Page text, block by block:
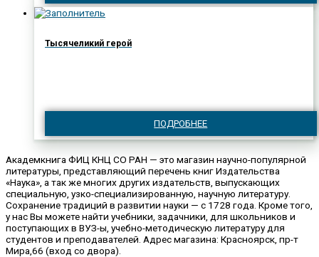
Тысячеликий герой
ПОДРОБНЕЕ
Академкнига ФИЦ КНЦ СО РАН — это магазин научно-популярной
литературы, представляющий перечень книг Издательства
«Наука», а так же многих других издательств, выпускающих
специальную, узко-специализированную, научную литературу.
Сохранение традиций в развитии науки — с 1728 года. Кроме того,
у нас Вы можете найти учебники, задачники, для школьников и
поступающих в ВУЗ-ы, учебно-методическую литературу для
студентов и преподавателей. Адрес магазина: Красноярск, пр-т
Мира,66 (вход со двора).